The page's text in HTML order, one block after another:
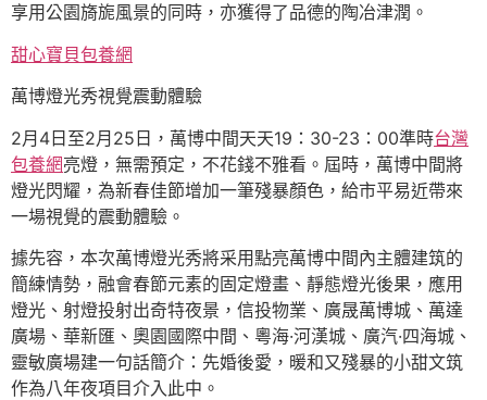
享用公園旖旎風景的同時，亦獲得了品德的陶冶津潤。
甜心寶貝包養網
萬博燈光秀視覺震動體驗
2月4日至2月25日，萬博中間天天19：30-23：00準時台灣
包養網亮燈，無需預定，不花錢不雅看。屆時，萬博中間將
燈光閃耀，為新春佳節增加一筆殘暴顏色，給市平易近帶來
一場視覺的震動體驗。
據先容，本次萬博燈光秀將采用點亮萬博中間內主體建筑的
簡練情勢，融會春節元素的固定燈畫、靜態燈光後果，應用
燈光、射燈投射出奇特夜景，信投物業、廣晟萬博城、萬達
廣場、華新匯、奧園國際中間、粵海·河漢城、廣汽·四海城、
靈敏廣場建一句話簡介：先婚後愛，暖和又殘暴的小甜文筑
作為八年夜項目介入此中。